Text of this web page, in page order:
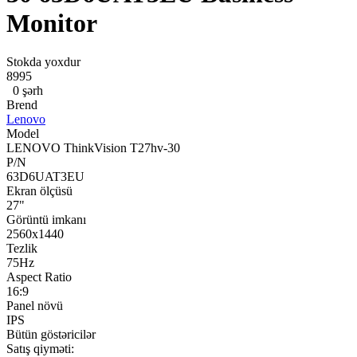
Monitor
Stokda yoxdur
8995
0 şərh
Brend
Lenovo
Model
LENOVO ThinkVision T27hv-30
P/N
63D6UAT3EU
Ekran ölçüsü
27"
Görüntü imkanı
2560x1440
Tezlik
75Hz
Aspect Ratio
16:9
Panel növü
IPS
Bütün göstəricilər
Satış qiyməti: